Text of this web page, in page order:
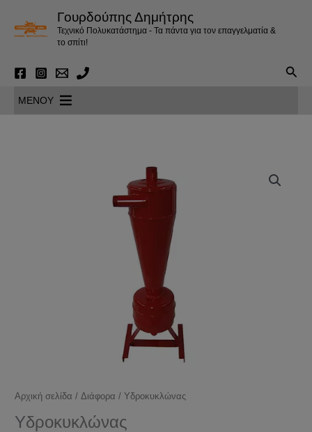
περιεχόμενο
Γουρδούπης Δημήτρης
Τεχνικό Πολυκατάστημα - Τα πάντα για τον επαγγελματία &
το σπίτι!
MENOY
Αρχική σελίδα /Διάφορα / Υδροκυκλώνας
Υδροκυκλώνας